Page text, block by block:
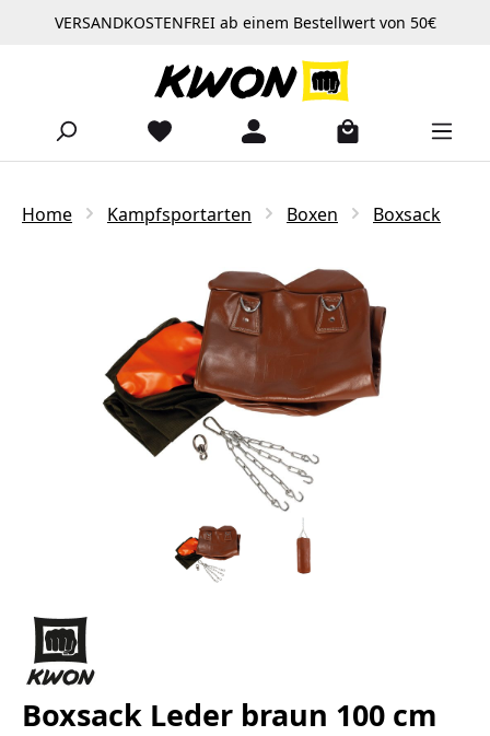
Zum Hauptinhalt springen
VERSANDKOSTENFREI ab einem Bestellwert von 50€
Home Kampfsportarten Boxen Boxsack
Bildergalerie überspringen
Boxsack Leder braun 100 cm